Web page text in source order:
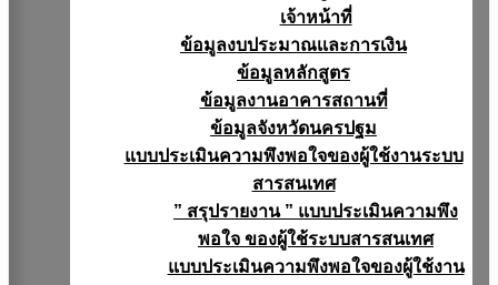
เจ้าหน้าที่
ข้อมูลงบประมาณเเละการเงิน
ข้อมูลหลักสูตร
ข้อมูลงานอาคารสถานที่
ข้อมูลจังหวัดนครปฐม
แบบประเมินความพึงพอใจของผู้ใช้งานระบบ
สารสนเทศ
” สรุปรายงาน ” แบบประเมินความพึง
พอใจ ของผู้ใช้ระบบสารสนเทศ
แบบประเมินความพึงพอใจของผู้ใช้งาน